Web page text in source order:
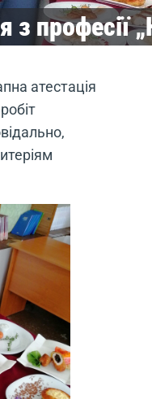
з професії
атестація